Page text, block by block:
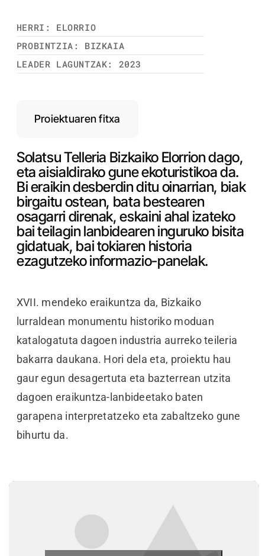
HERRI: ELORRIO
PROBINTZIA: BIZKAIA
LEADER LAGUNTZAK: 2023
Proiektuaren fitxa
Solatsu Telleria Bizkaiko Elorrion dago,
eta aisialdirako gune ekoturistikoa da.
Bi eraikin desberdin ditu oinarrian, biak
birgaitu ostean, bata bestearen
osagarri direnak, eskaini ahal izateko
bai teilagin lanbidearen inguruko bisita
gidatuak, bai tokiaren historia
ezagutzeko informazio-panelak.
XVII. mendeko eraikuntza da, Bizkaiko
lurraldean monumentu historiko moduan
katalogatuta dagoen industria aurreko teileria
bakarra daukana. Hori dela eta, proiektu hau
gaur egun desagertuta eta bazterrean utzita
dagoen eraikuntza-lanbideetako baten
garapena interpretatzeko eta zabaltzeko gune
bihurtu da.